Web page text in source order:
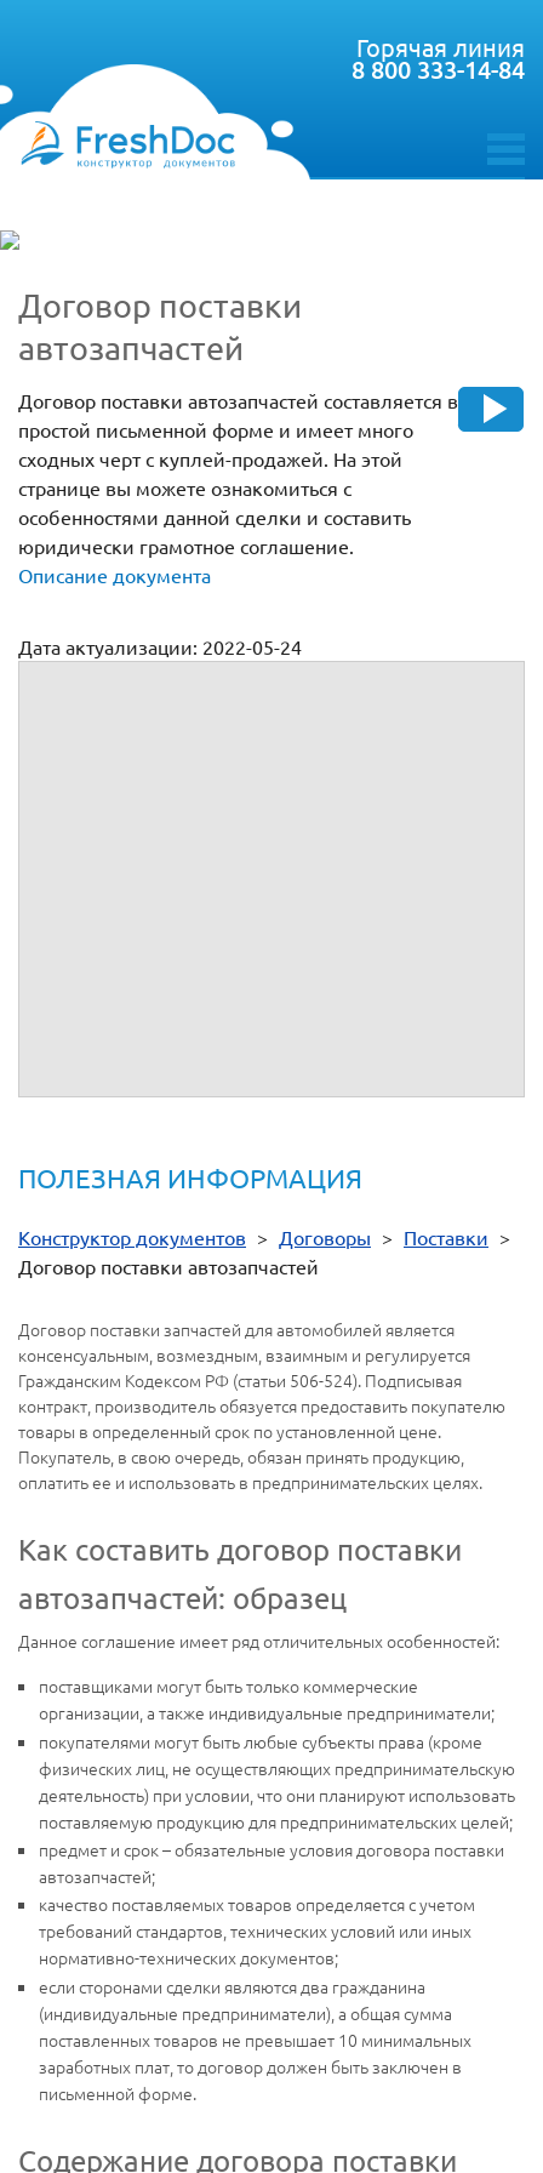
toggle
Горячая линия
8 800 333-14-84
Договор поставки
автозапчастей
Договор поставки автозапчастей составляется в
простой письменной форме и имеет много
сходных черт с куплей-продажей. На этой
странице вы можете ознакомиться с
особенностями данной сделки и составить
юридически грамотное соглашение.
Описание документа
Дата актуализации: 2022-05-24
ПОЛЕЗНАЯ ИНФОРМАЦИЯ
Конструктор документов > Договоры > Поставки >
Договор поставки автозапчастей
Договор поставки запчастей для автомобилей является
консенсуальным, возмездным, взаимным и регулируется
Гражданским Кодексом РФ (статьи 506-524). Подписывая
контракт, производитель обязуется предоставить покупателю
товары в определенный срок по установленной цене.
Покупатель, в свою очередь, обязан принять продукцию,
оплатить ее и использовать в предпринимательских целях.
Как составить договор поставки
автозапчастей: образец
Данное соглашение имеет ряд отличительных особенностей:
поставщиками могут быть только коммерческие
организации, а также индивидуальные предприниматели;
покупателями могут быть любые субъекты права (кроме
физических лиц, не осуществляющих предпринимательскую
деятельность) при условии, что они планируют использовать
поставляемую продукцию для предпринимательских целей;
предмет и срок – обязательные условия договора поставки
автозапчастей;
качество поставляемых товаров определяется с учетом
требований стандартов, технических условий или иных
нормативно-технических документов;
если сторонами сделки являются два гражданина
(индивидуальные предприниматели), а общая сумма
поставленных товаров не превышает 10 минимальных
заработных плат, то договор должен быть заключен в
письменной форме.
Содержание договора поставки